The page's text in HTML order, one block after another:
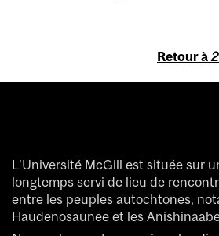
Retour à
L’Université McGill est située sur
longtemps servi de lieu de
entre les peuples autochtones,
Haudenosaunee et les